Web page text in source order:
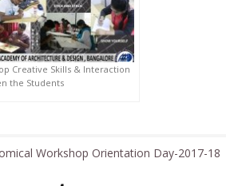
Creative Skills & Interaction
the Students
Workshop Orientation Day-2017-18